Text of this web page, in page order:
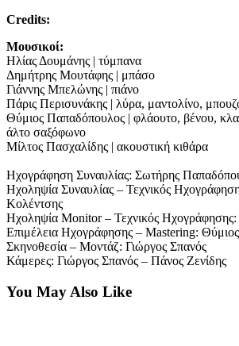
Credits:
Μουσικοί:
Ηλίας Δουμάνης | τύμπανα
Δημήτρης Μουτάφης | μπάσο
Γιάννης Μπελώνης | πιάνο
Πάρις Περισυνάκης | λύρα, μαντολίνο,
Θύμιος Παπαδόπουλος | φλάουτο, βένου,
άλτο σαξόφωνο
Μίλτος Πασχαλίδης | ακουστική κιθάρα
Ηχογράφηση Συναυλίας: Σωτήρης
Ηχοληψία Συναυλίας – Τεχνικός
Κολέντσης
Ηχοληψία Monitor – Τεχνικός
Επιμέλεια Ηχογράφησης – Mastering:
Σκηνοθεσία – Μοντάζ: Γιώργος Σπανός
Κάμερες: Γιώργος Σπανός – Πάνος Ζενίδης
You May Also Like